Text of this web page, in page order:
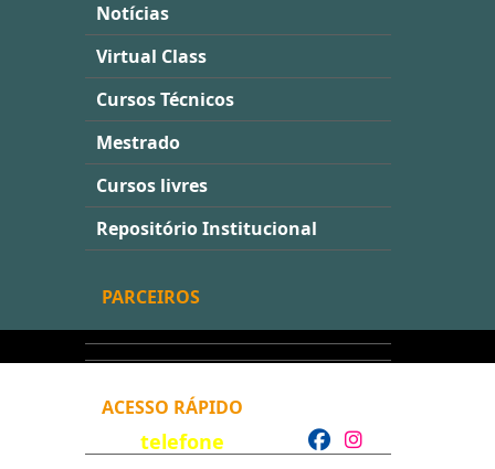
Notícias
Virtual Class
Cursos Técnicos
Mestrado
Cursos livres
Repositório Institucional
PARCEIROS
ACESSO RÁPIDO
telefone